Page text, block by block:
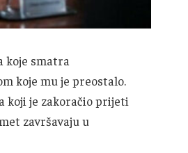
koje smatra
koje mu je preostalo.
koji je zakoračio prijeti
završavaju u